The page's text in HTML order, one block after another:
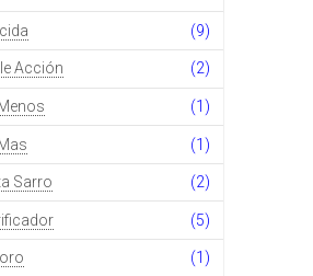
(9)
Acción (2)
(1)
(1)
Sarro (2)
(5)
(1)